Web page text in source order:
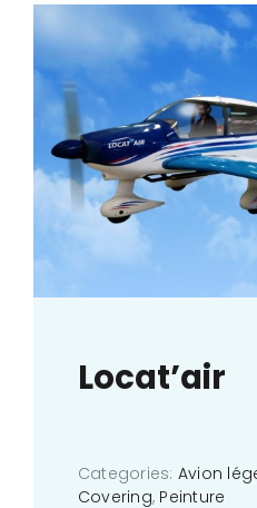
Locat’air
Categories: Avion
Covering, Peinture